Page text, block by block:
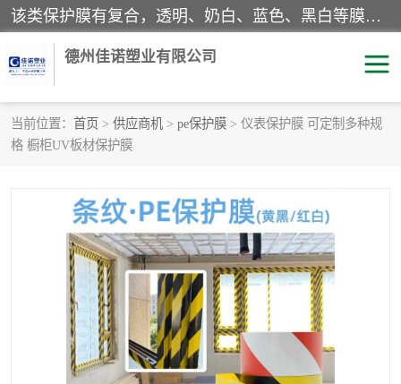
该类保护膜有复合，透明、奶白、蓝色、黑白等膜型。特高粘，高粘，中高粘，中粘，中低粘，低粘等。对于不同的粘力要求有相应的产品相适配。无胶渍残留污染。在较宽的收卷幅度下平整无皱纹，收卷长度大，利于机械化及自动化施工粘贴。为您的产品提供的表面保护解决方案。 产品广泛适用于：铝材、不锈钢、金属、塑料、电子、家电、家具、玻璃、化工材料、装饰材料等。
德州佳诺塑业有限公司
当前位置： 首页 > 供应商机 > pe保护膜 > 仪表保护膜 可定制多种规
格 橱柜UV板材保护膜
pe保护膜
地毯保护膜 家具保护膜
拉伸缠绕膜 透明保护膜
黑白保护膜 乳白保护膜
明蓝保护膜 纯黑保护膜
印字保护膜 彩钢板保护膜